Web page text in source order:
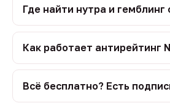
Где найти нутра и
Как работает антирейтинг
Всё бесплатно? Есть